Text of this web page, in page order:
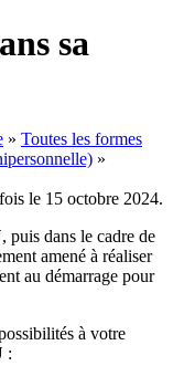
sa
» Toutes les formes
»
le 15 octobre 2024.
, puis dans le cadre de
amené à réaliser
au démarrage pour
à votre
: